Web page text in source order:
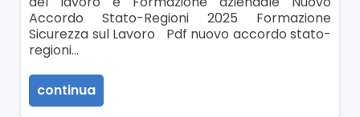
Accordo Stato-Regioni 2025 Formazione
Sicurezza sul Lavoro Pdf nuovo accordo stato-
regioni…
continua